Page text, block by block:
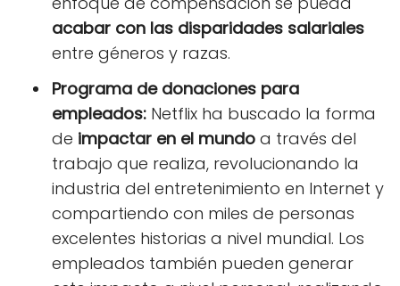
acabar con las disparidades salariales
entre géneros y razas.
Programa de donaciones para
empleados: Netflix ha buscado la forma
de impactar en el mundo a través del
trabajo que realiza, revolucionando la
industria del entretenimiento en Internet y
compartiendo con miles de personas
excelentes historias a nivel mundial. Los
empleados también pueden generar